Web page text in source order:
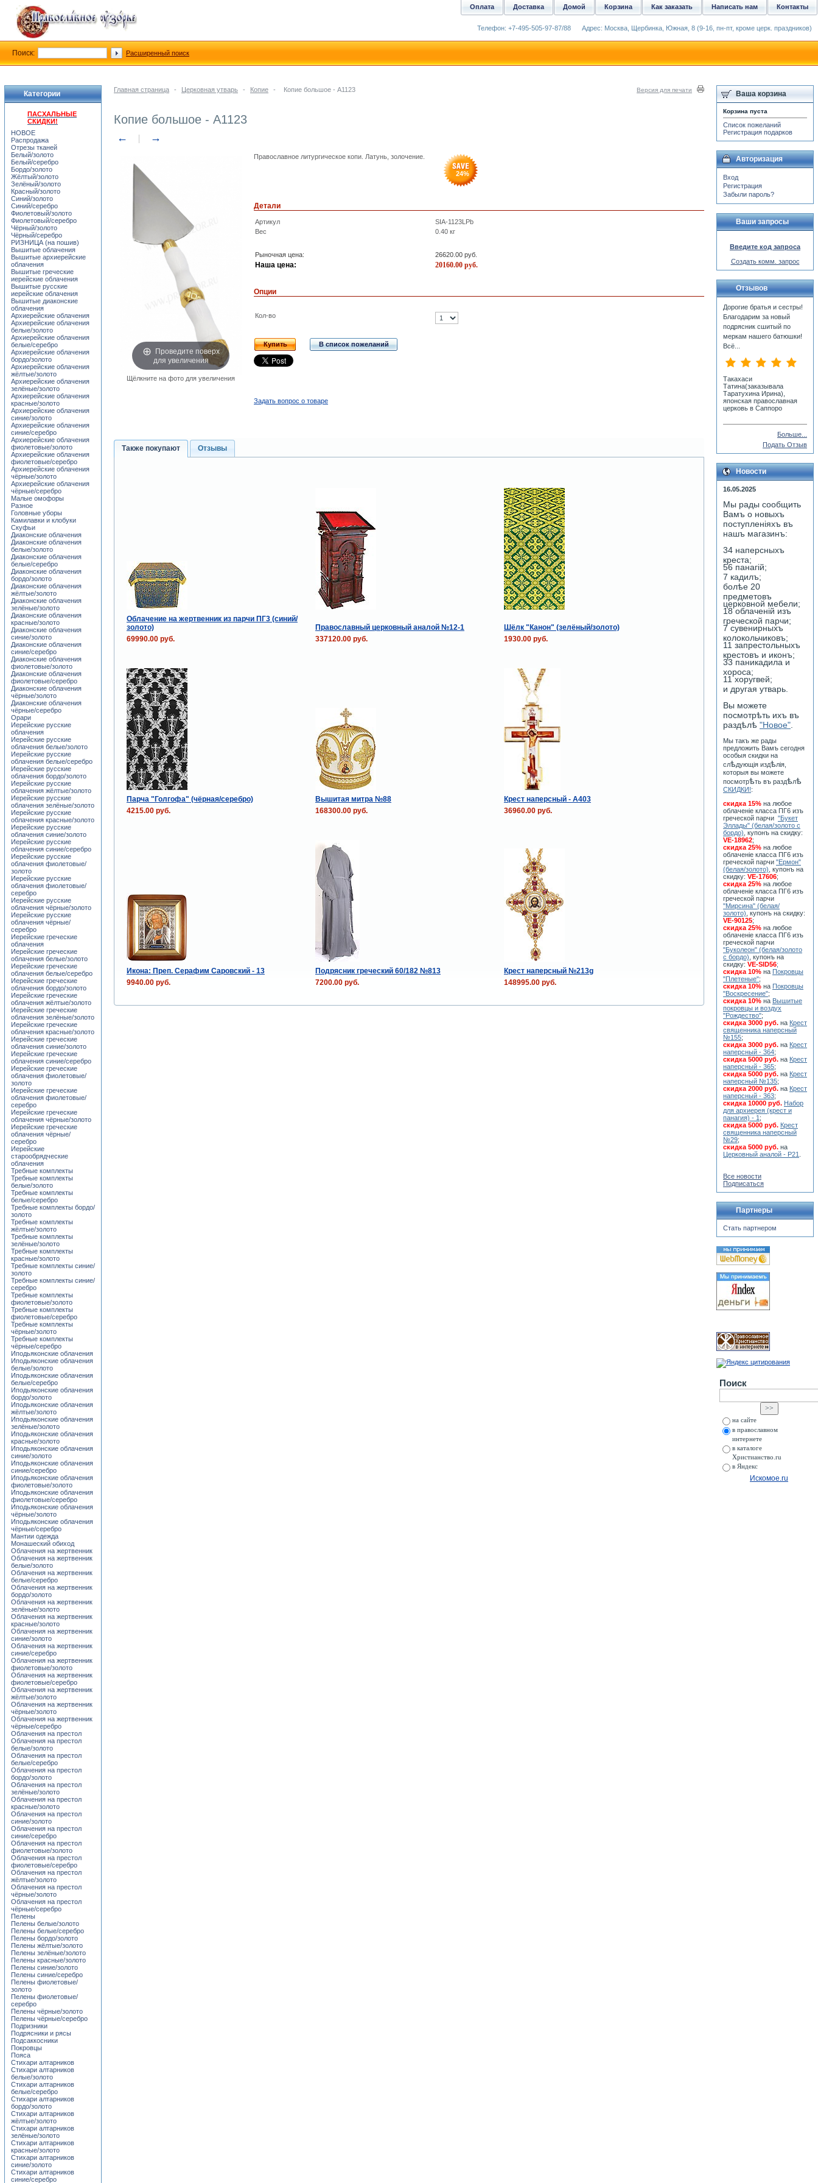
Главная страница - Церковная утварь - Копие - Копие большое - A1123 Версия для печати
Копие большое - A1123
← →
Проведите поверх
для увеличения
Щёлкните на фото для увеличения
Православное литургическое копи. Латунь, золочение.
24%
Детали
Артикул
SIA-1123LPb
Вес
0.40 кг
Рыночная цена: 26620.00 руб.
Наша цена: 20160.00 руб.
Опции
Кол-во
Купить В список пожеланий
Задать вопрос о товаре
Также покупают Отзывы
Облачение на жертвенник из парчи ПГ3 (синий/
золото)
Православный церковный аналой №12-1
Шёлк "Канон" (зелёный/золото)
69990.00 руб.
337120.00 руб. 1930.00 руб.
Парча "Голгофа" (чёрная/серебро) Вышитая митра №88
Крест наперсный - A403
4215.00 руб.
168300.00 руб. 36960.00 руб.
Икона: Преп. Серафим Саровский - 13 Подрясник греческий 60/182 №813
Крест наперсный №213g
9940.00 руб.
7200.00 руб. 148995.00 руб.
Категории
ПАСХАЛЬНЫЕ
СКИДКИ!
НОВОЕ
Распродажа
Отрезы тканей
Белый/золото
Белый/серебро
Бордо/золото
Жёлтый/золото
Зелёный/золото
Красный/золото
Синий/золото
Синий/серебро
Фиолетовый/золото
Фиолетовый/серебро
Чёрный/золото
Чёрный/серебро
РИЗНИЦА (на пошив)
Вышитые облачения
Вышитые архиерейские
облачения
Вышитые греческие
иерейские облачения
Вышитые русские
иерейские облачения
Вышитые диаконские
облачения
Архиерейские облачения
Архиерейские облачения
белые/золото
Архиерейские облачения
белые/серебро
Архиерейские облачения
бордо/золото
Архиерейские облачения
жёлтые/золото
Архиерейские облачения
зелёные/золото
Архиерейские облачения
красные/золото
Архиерейские облачения
синие/золото
Архиерейские облачения
синие/серебро
Архиерейские облачения
фиолетовые/золото
Архиерейские облачения
фиолетовые/серебро
Архиерейские облачения
чёрные/золото
Архиерейские облачения
чёрные/серебро
Малые омофоры
Разное
Головные уборы
Камилавки и клобуки
Скуфьи
Диаконские облачения
Диаконские облачения
белые/золото
Диаконские облачения
белые/серебро
Диаконские облачения
бордо/золото
Диаконские облачения
жёлтые/золото
Диаконские облачения
зелёные/золото
Диаконские облачения
красные/золото
Диаконские облачения
синие/золото
Диаконские облачения
синие/серебро
Диаконские облачения
фиолетовые/золото
Диаконские облачения
фиолетовые/серебро
Диаконские облачения
чёрные/золото
Диаконские облачения
чёрные/серебро
Орари
Иерейские русские
облачения
Иерейские русские
облачения белые/золото
Иерейские русские
облачения белые/серебро
Иерейские русские
облачения бордо/золото
Иерейские русские
облачения жёлтые/золото
Иерейские русские
облачения зелёные/золото
Иерейские русские
облачения красные/золото
Иерейские русские
облачения синие/золото
Иерейские русские
облачения синие/серебро
Иерейские русские
облачения фиолетовые/
золото
Иерейские русские
облачения фиолетовые/
серебро
Иерейские русские
облачения чёрные/золото
Иерейские русские
облачения чёрные/
серебро
Иерейские греческие
облачения
Иерейские греческие
облачения белые/золото
Иерейские греческие
облачения белые/серебро
Иерейские греческие
облачения бордо/золото
Иерейские греческие
облачения жёлтые/золото
Иерейские греческие
облачения зелёные/золото
Иерейские греческие
облачения красные/золото
Иерейские греческие
облачения синие/золото
Иерейские греческие
облачения синие/серебро
Иерейские греческие
облачения фиолетовые/
золото
Иерейские греческие
облачения фиолетовые/
серебро
Иерейские греческие
облачения чёрные/золото
Иерейские греческие
облачения чёрные/
серебро
Иерейские
старообрядческие
облачения
Требные комплекты
Требные комплекты
белые/золото
Требные комплекты
белые/серебро
Требные комплекты бордо/
золото
Требные комплекты
жёлтые/золото
Требные комплекты
зелёные/золото
Требные комплекты
красные/золото
Требные комплекты синие/
золото
Требные комплекты синие/
серебро
Требные комплекты
фиолетовые/золото
Требные комплекты
фиолетовые/серебро
Требные комплекты
чёрные/золото
Требные комплекты
чёрные/серебро
Иподьяконские облачения
Иподьяконские облачения
белые/золото
Иподьяконские облачения
белые/серебро
Иподьяконские облачения
бордо/золото
Иподьяконские облачения
жёлтые/золото
Иподьяконские облачения
зелёные/золото
Иподьяконские облачения
красные/золото
Иподьяконские облачения
синие/золото
Иподьяконские облачения
синие/серебро
Иподьяконские облачения
фиолетовые/золото
Иподьяконские облачения
фиолетовые/серебро
Иподьяконские облачения
чёрные/золото
Иподьяконские облачения
чёрные/серебро
Мантии одежда
Монашеский обиход
Облачения на жертвенник
Облачения на жертвенник
белые/золото
Облачения на жертвенник
белые/серебро
Облачения на жертвенник
бордо/золото
Облачения на жертвенник
зелёные/золото
Облачения на жертвенник
красные/золото
Облачения на жертвенник
синие/золото
Облачения на жертвенник
синие/серебро
Облачения на жертвенник
фиолетовые/золото
Облачения на жертвенник
фиолетовые/серебро
Облачения на жертвенник
жёлтые/золото
Облачения на жертвенник
чёрные/золото
Облачения на жертвенник
чёрные/серебро
Облачения на престол
Облачения на престол
белые/золото
Облачения на престол
белые/серебро
Облачения на престол
бордо/золото
Облачения на престол
зелёные/золото
Облачения на престол
красные/золото
Облачения на престол
синие/золото
Облачения на престол
синие/серебро
Облачения на престол
фиолетовые/золото
Облачения на престол
фиолетовые/серебро
Облачения на престол
жёлтые/золото
Облачения на престол
чёрные/золото
Облачения на престол
чёрные/серебро
Пелены
Пелены белые/золото
Пелены белые/серебро
Пелены бордо/золото
Пелены жёлтые/золото
Пелены зелёные/золото
Пелены красные/золото
Пелены синие/золото
Пелены синие/серебро
Пелены фиолетовые/
золото
Пелены фиолетовые/
серебро
Пелены чёрные/золото
Пелены чёрные/серебро
Подризники
Подрясники и рясы
Подсаккосники
Покровцы
Пояса
Стихари алтарников
Стихари алтарников
белые/золото
Стихари алтарников
белые/серебро
Стихари алтарников
бордо/золото
Стихари алтарников
жёлтые/золото
Стихари алтарников
зелёные/золото
Стихари алтарников
красные/золото
Стихари алтарников
синие/золото
Стихари алтарников
синие/серебро
Ваша корзина
Корзина пуста
Список пожеланий
Регистрация подарков
Авторизация
Вход
Регистрация
Забыли пароль?
Ваши запросы
Введите код запроса
Создать комм. запрос
Отзывов
Дорогие братья и сестры!
Благодарим за новый
подрясник сшитый по
меркам нашего батюшки!
Всё...
Такахаси
Татина(заказывала
Таратухина Ирина),
японская православная
церковь в Саппоро
Больше...
Подать Отзыв
Новости
16.05.2025
Мы рады сообщить
Вамъ о новыхъ
поступленiяхъ въ
нашъ магазинъ:
34 наперсныхъ
креста;
56 панагiй;
7 кадилъ;
болѣе 20
предметовъ
церковной мебели;
18 облаченiй изъ
греческой парчи;
7 сувенирныхъ
колокольчиковъ;
11 запрестольныхъ
крестовъ и иконъ;
33 паникадила и
хороса;
11 хоругвей;
и другая утварь.
Вы можете
посмотрѣть ихъ въ
раздѣлѣ "Новое"
Мы такъ же рады
предложить Вамъ сегодня
особыя скидки на
слѣдующiя издѣлiя,
которыя вы можете
посмотрѣть въ раздѣлѣ
СКИДКИ!:
скидка 15% на любое
облаченiе класса ПГ6 изъ
греческой парчи "Букет
Эллады" (белая/золото с
бордо) , купонъ на скидку:
VE-18962;
скидка 25% на любое
облаченiе класса ПГ6 изъ
греческой парчи "Ермон"
(белая/золото) , купонъ на
скидку: VE-17606;
скидка 25% на любое
облаченiе класса ПГ6 изъ
греческой парчи
"Мирсина" (белая/
золото) , купонъ на скидку:
VE-90125;
скидка 25% на любое
облаченiе класса ПГ6 изъ
греческой парчи
"Буколеон" (белая/золото
с бордо) , купонъ на
скидку: VE-SID56;
скидка 10% на Покровцы
"Плетеные";
скидка 10% на Покровцы
"Воскресение";
скидка 10% на Вышитые
покровцы и воздух
"Рождество";
скидка 3000 руб. на Крест
священника наперсный
№155;
скидка 3000 руб. на Крест
наперсный - 364;
скидка 5000 руб. на Крест
наперсный - 365;
скидка 5000 руб. на Крест
наперсный №135;
скидка 2000 руб. на Крест
наперсный - 363;
скидка 10000 руб. Набор
для архиерея (крест и
панагия) - 1 ;
скидка 5000 руб. Крест
священника наперсный
№29;
скидка 5000 руб. на
Церковный аналой - Р21
Все новости
Подписаться
Партнеры
Стать партнером
Поиск
на сайте
в православном
интернете
в каталоге
Христианство.ru
в Яндекс
Искомое.ru
Контакты
Написать нам
Как заказать
Корзина
Домой
Доставка
Оплата
Телефон: +7-495-505-97-87/88 Адрес: Москва, Щербинка, Южная, 8 (9-16, пн-пт, кроме церк. праздников)
Поиск: Расширенный поиск